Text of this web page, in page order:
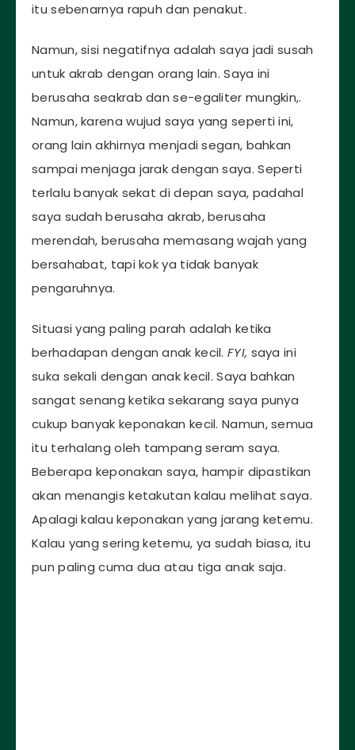
itu sebenarnya rapuh dan penakut.
Namun, sisi negatifnya adalah saya jadi susah
untuk akrab dengan orang lain. Saya ini
berusaha seakrab dan se-egaliter mungkin,.
Namun, karena wujud saya yang seperti ini,
orang lain akhirnya menjadi segan, bahkan
sampai menjaga jarak dengan saya. Seperti
terlalu banyak sekat di depan saya, padahal
saya sudah berusaha akrab, berusaha
merendah, berusaha memasang wajah yang
bersahabat, tapi kok ya tidak banyak
pengaruhnya.
Situasi yang paling parah adalah ketika
berhadapan dengan anak kecil.FYI, saya ini
suka sekali dengan anak kecil. Saya bahkan
sangat senang ketika sekarang saya punya
cukup banyak keponakan kecil. Namun, semua
itu terhalang oleh tampang seram saya.
Beberapa keponakan saya, hampir dipastikan
akan menangis ketakutan kalau melihat saya.
Apalagi kalau keponakan yang jarang ketemu.
Kalau yang sering ketemu, ya sudah biasa, itu
pun paling cuma dua atau tiga anak saja.